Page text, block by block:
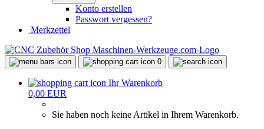
Konto erstellen
Passwort vergessen?
Merkzettel
0
Ihr Warenkorb
0,00 EUR
Sie haben noch keine Artikel in Ihrem Warenkorb.